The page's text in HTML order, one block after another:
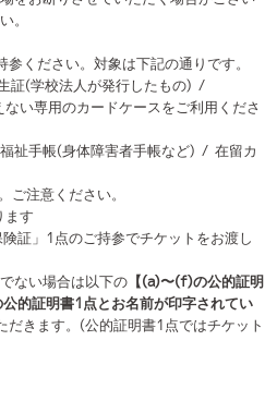
ください。
点のご持参でチケットをお渡し
合は以下の 【(a)〜(f)の公的証明
書1点とお名前が印字されてい
す。(公的証明書1点ではチケット
トカード／キャッシュカード／
可と致します。
れた状態のままお持ちくださ
は発行後6ヶ月以内の原本に限り